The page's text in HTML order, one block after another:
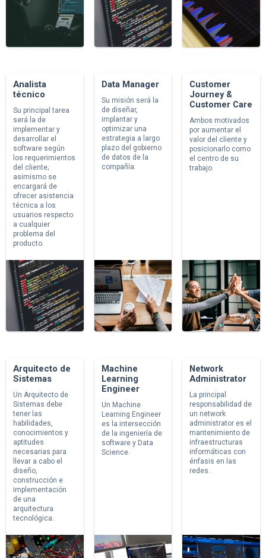
Analista
técnico
Su principal tarea
será la de
implementar y
desarrollar el
software según
los requerimientos
del cliente;
asimismo se
encargará de
ofrecer asistencia
técnica a los
usuarios respecto
a cualquier
problema del
producto.
Data Manager
Su misión será la
de diseñar,
implantar y
optimizar una
estrategia a largo
plazo del gobierno
de datos de la
compañía.
Customer
Journey &
Customer Care
Ambos motivados
por aumentar el
valor del cliente y
posicionarlo como
el centro de su
trabajo.
Arquitecto de
Sistemas
Un Arquitecto de
Sistemas debe
tener las
habilidades,
conocimientos y
aptitudes
necesarias para
llevar a cabo el
diseño,
construcción e
implementación
de una
arquitectura
tecnológica.
Machine
Learning
Engineer
Un Machine
Learning Engineer
es la intersección
de la ingeniería de
software y Data
Science.
Network
Administrator
La principal
responsabilidad de
un network
administrator es el
mantenimiento de
infraestructuras
informáticas con
énfasis en las
redes.